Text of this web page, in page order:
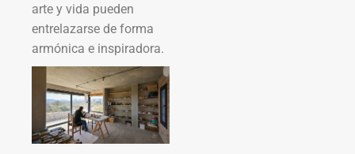
arte y vida pueden
entrelazarse de forma
armónica e inspiradora.